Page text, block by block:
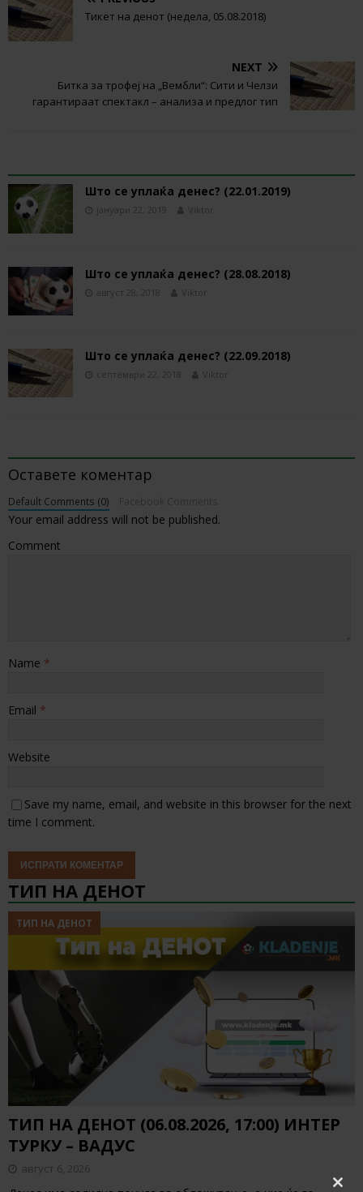
Тикет на денот (недела, 05.08.2018)
NEXT
Битка за трофеј на „Вембли“: Сити и Челзи
гарантираат спектакл – анализа и предлог тип
Што се уплаќа денес? (22.01.2019)
јануари 22, 2019 Viktor
Што се уплаќа денес? (28.08.2018)
август 28, 2018 Viktor
Што се уплаќа денес? (22.09.2018)
септември 22, 2018 Viktor
Оставете коментар
Default Comments (0)
Your email address will not be published.
Comment
Name *
Email *
Website
Save my name, email, and website in this browser for the next
time I comment.
ТИП НА ДЕНОТ
ТИП НА ДЕНОТ
ТИП НА ДЕНОТ (06.08.2026, 17:00) ИНТЕР
ТУРКУ – ВАДУС
август 6, 2026